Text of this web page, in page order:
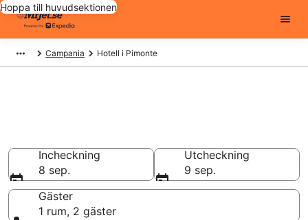
Hoppa till huvudsektionen
Campania Hotell i Pimonte
Incheckning
8 sep.
Utcheckning
9 sep.
Gäster
1 rum, 2 gäster